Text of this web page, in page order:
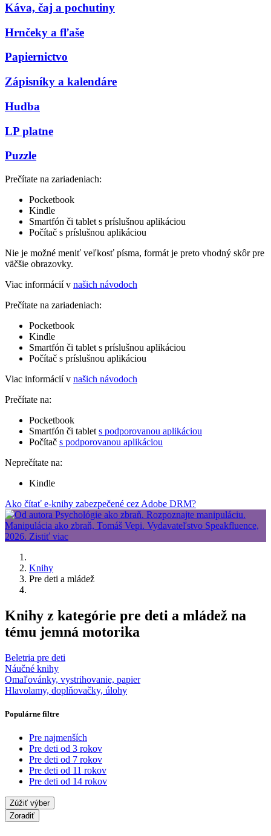
Káva, čaj a pochutiny
Hrnčeky a fľaše
Papiernictvo
Zápisníky a kalendáre
Hudba
LP platne
Puzzle
Prečítate na zariadeniach:
Pocketbook
Kindle
Smartfón či tablet s príslušnou aplikáciou
Počítač s príslušnou aplikáciou
Nie je možné meniť veľkosť písma, formát je preto vhodný skôr pre
väčšie obrazovky.
Viac informácií v našich návodoch
Prečítate na zariadeniach:
Pocketbook
Kindle
Smartfón či tablet s príslušnou aplikáciou
Počítač s príslušnou aplikáciou
Viac informácií v našich návodoch
Prečítate na:
Pocketbook
Smartfón či tablet s podporovanou aplikáciou
Počítač s podporovanou aplikáciou
Neprečítate na:
Kindle
Ako čítať e-knihy zabezpečené cez Adobe DRM?
Knihy
Pre deti a mládež
Knihy z kategórie pre deti a mládež na
tému jemná motorika
Beletria pre deti
Náučné knihy
Omaľovánky, vystrihovanie, papier
Hlavolamy, doplňovačky, úlohy
Populárne filtre
Pre najmenších
Pre deti od 3 rokov
Pre deti od 7 rokov
Pre deti od 11 rokov
Pre deti od 14 rokov
Zúžiť výber
Zoradiť